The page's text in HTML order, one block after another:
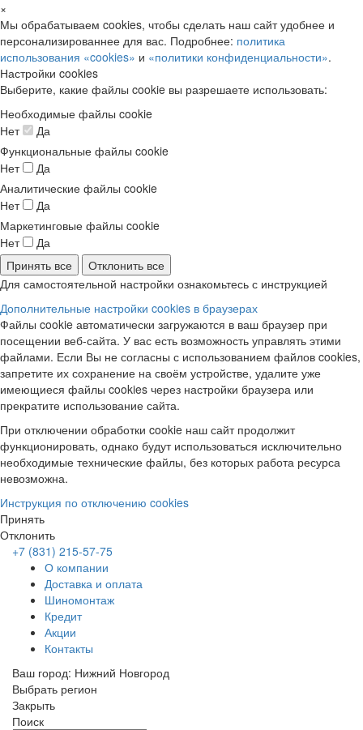
×
Мы обрабатываем cookies, чтобы сделать наш сайт удобнее и
персонализированнее для вас. Подробнее: политика
использования «cookies» и «политики конфиденциальности».
Настройки cookies
Выберите, какие файлы cookie вы разрешаете использовать:
Необходимые файлы cookie
Нет
Да
Функциональные файлы cookie
Нет
Да
Аналитические файлы cookie
Нет
Да
Маркетинговые файлы cookie
Нет
Да
Принять все
Отклонить все
Для самостоятельной настройки ознакомьтесь с инструкцией
Дополнительные настройки cookies в браузерах
Файлы cookie автоматически загружаются в ваш браузер при
посещении веб-сайта. У вас есть возможность управлять этими
файлами. Если Вы не согласны с использованием файлов cookies,
запретите их сохранение на своём устройстве, удалите уже
имеющиеся файлы cookies через настройки браузера или
прекратите использование сайта.
При отключении обработки cookie наш сайт продолжит
функционировать, однако будут использоваться исключительно
необходимые технические файлы, без которых работа ресурса
невозможна.
Инструкция по отключению cookies
Принять
Отклонить
+7 (831) 215-57-75
О компании
Доставка и оплата
Шиномонтаж
Кредит
Акции
Контакты
Ваш город: Нижний Новгород
Выбрать регион
Закрыть
Поиск